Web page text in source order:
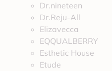
Dr.nineteen
Dr.Reju-All
Elizavecca
EQQUALBERRY
Esthetic House
Etude